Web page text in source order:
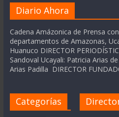
Diario Ahora
Cadena Amázonica de Prensa
departamentos de Amazonas,
Huanuco DIRECTOR
Sandoval Ucayali: Patricia Arias
Arias Padilla DIRECTOR
Categorías